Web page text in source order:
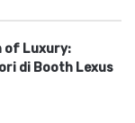
of Luxury:
di Booth Lexus